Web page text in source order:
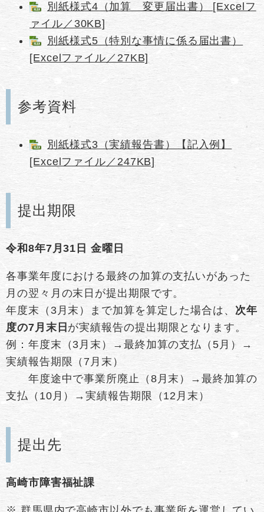
別紙様式4（加算 変更届出書） [Excelフ
ァイル／30KB]
別紙様式5（特別な事情に係る届出書）
[Excelファイル／27KB]
参考資料
別紙様式3（実績報告書）【記入例】
[Excelファイル／247KB]
提出期限
令和8年7月31日 金曜日
各事業年度における最終の加算の支払いがあった
月の翌々月の末日が提出期限です。
年度末（3月末）まで加算を算定した場合は、 次年
度の7月末日 が実績報告の提出期限となります。
例：年度末（3月末）→最終加算の支払（5月）→
実績報告期限（7月末）
年度途中で事業所廃止（8月末）→最終加算の
支払（10月）→実績報告期限（12月末）
提出先
高崎市障害福祉課